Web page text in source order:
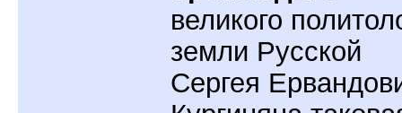
великого
земли Русской
Сергея